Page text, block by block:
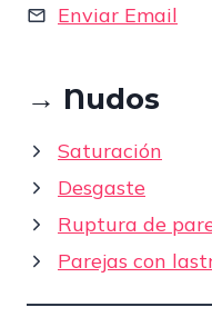
Enviar Email
→ Nudos
Saturación
Desgaste
Ruptura de
Parejas con